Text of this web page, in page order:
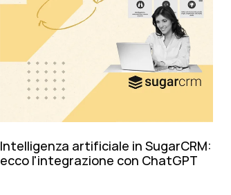
Intelligenza artificiale in SugarCRM:
ecco l'integrazione con ChatGPT